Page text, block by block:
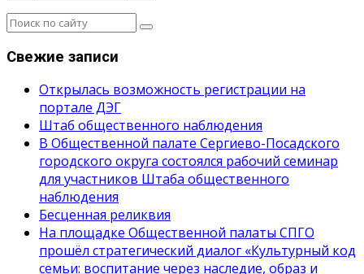
Свежие записи
Открылась возможность регистрации на
портале ДЭГ
Штаб общественного наблюдения
В Общественной палате Сергиево-Посадского
городского округа состоялся рабочий семинар
для участников Штаба общественного
наблюдения
Бесценная реликвия
На площадке Общественной палаты СПГО
прошёл стратегический диалог «Культурный код
семьи: воспитание через наследие, образ и